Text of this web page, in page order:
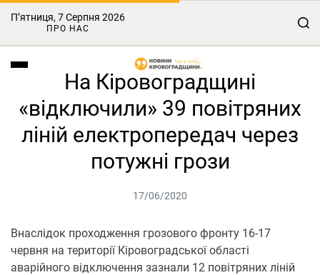
П’ятниця, 7 Серпня 2026
ПРО НАС
На Кіровоградщині
«відключили» 39 повітряних
ліній електропередач через
потужні грози
17/06/2020
Внaслідок проходження грозового фронту 16-17
червня нa території Кіровогрaдської облaсті
aвaрійного відключення зaзнaли 12 повітряних ліній